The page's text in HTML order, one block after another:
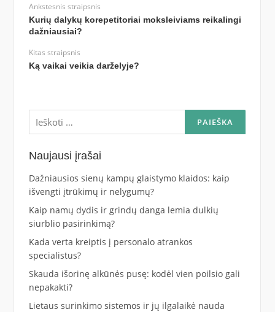
Ankstesnis straipsnis
Kurių dalykų korepetitoriai moksleiviams reikalingi
dažniausiai?
Kitas straipsnis
Ką vaikai veikia darželyje?
Ieškoti:
Naujausi įrašai
Dažniausios sienų kampų glaistymo klaidos: kaip
išvengti įtrūkimų ir nelygumų?
Kaip namų dydis ir grindų danga lemia dulkių
siurblio pasirinkimą?
Kada verta kreiptis į personalo atrankos
specialistus?
Skauda išorinę alkūnės pusę: kodėl vien poilsio gali
nepakakti?
Lietaus surinkimo sistemos ir jų ilgalaikė nauda